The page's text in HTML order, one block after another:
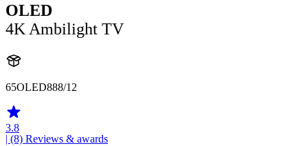
OLED
4K Ambilight TV
65OLED888/12
3.8
| (8) Reviews & awards